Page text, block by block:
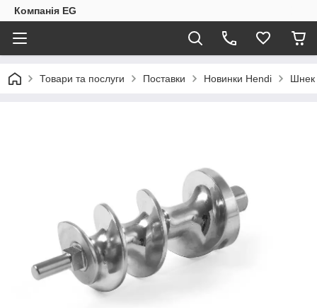
Компанія EG
Товари та послуги Поставки Новинки Hendi Шнек